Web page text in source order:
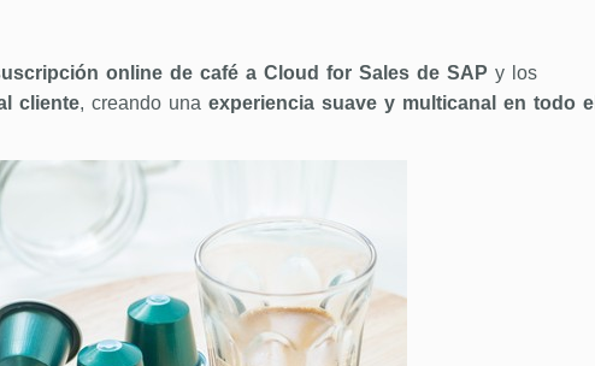
online de café a Cloud for Sales de SAP y los
cliente, creando una experiencia suave y multicanal en todo el